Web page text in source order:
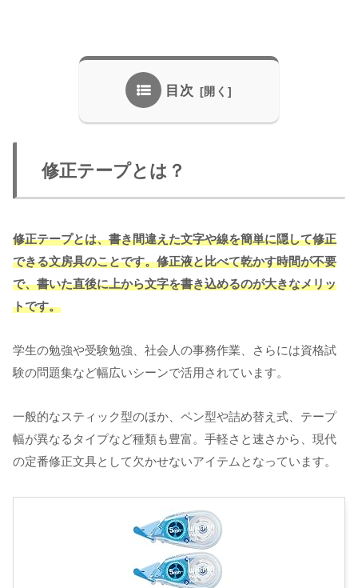
目次
修正テープとは？
修正テープとは、書き間違えた文字や線を簡単に隠して修正
できる文房具のことです。修正液と比べて乾かす時間が不要
で、書いた直後に上から文字を書き込めるのが大きなメリッ
トです。
学生の勉強や受験勉強、社会人の事務作業、さらには資格試
験の問題集など幅広いシーンで活用されています。
一般的なスティック型のほか、ペン型や詰め替え式、テープ
幅が異なるタイプなど種類も豊富。手軽さと速さから、現代
の定番修正文具として欠かせないアイテムとなっています。